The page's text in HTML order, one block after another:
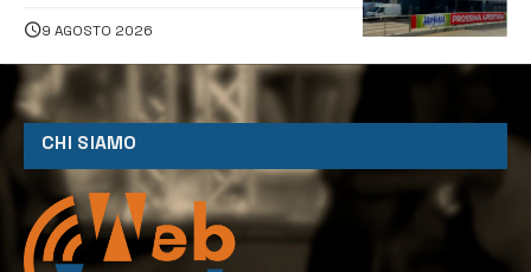
9 AGOSTO 2026
CHI SIAMO